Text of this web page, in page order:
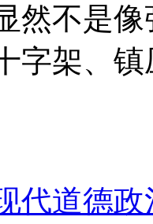
然不是
字架、
代道德政